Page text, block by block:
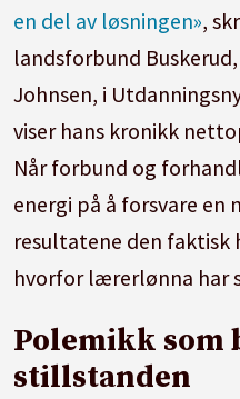
en del av løsningen»,
landsforbund
Johnsen, i
viser hans kronikk
Når forbund og
energi på å forsvare en
resultatene den faktisk
hvorfor lærerlønna har
Polemikk som
stillstanden